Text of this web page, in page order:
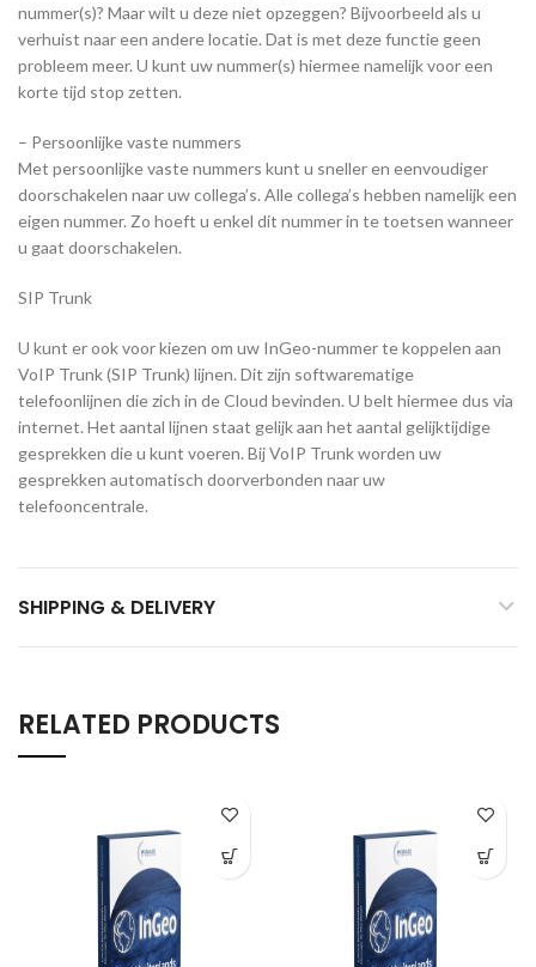
nummer(s)? Maar wilt u deze niet opzeggen? Bijvoorbeeld als u
verhuist naar een andere locatie. Dat is met deze functie geen
probleem meer. U kunt uw nummer(s) hiermee namelijk voor een
korte tijd stop zetten.
– Persoonlijke vaste nummers
Met persoonlijke vaste nummers kunt u sneller en eenvoudiger
doorschakelen naar uw collega’s. Alle collega’s hebben namelijk een
eigen nummer. Zo hoeft u enkel dit nummer in te toetsen wanneer
u gaat doorschakelen.
SIP Trunk
U kunt er ook voor kiezen om uw InGeo-nummer te koppelen aan
VoIP Trunk (SIP Trunk) lijnen. Dit zijn softwarematige
telefoonlijnen die zich in de Cloud bevinden. U belt hiermee dus via
internet. Het aantal lijnen staat gelijk aan het aantal gelijktijdige
gesprekken die u kunt voeren. Bij VoIP Trunk worden uw
gesprekken automatisch doorverbonden naar uw
telefooncentrale.
SHIPPING & DELIVERY
RELATED PRODUCTS